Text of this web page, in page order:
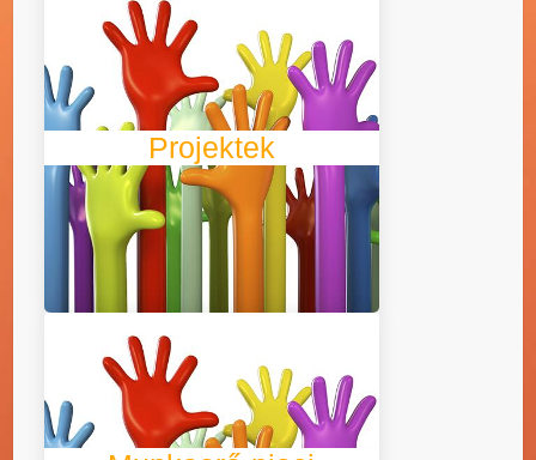
Projektek
Alapítványunk az elmúlt évek
alatt számtalan programot
valósított meg. Több Európai
Uniós és hazai programnak
voltunk Kedvezményezettjei
főpályázóként, de volt, hogy
egy-egy szervezet mellett
partnerként vettünk részt.
Megváltozott munkaképességű
munkavállalókkal kapcsolatos
HR tanácsadás, szervezeti
átvilágítás, tematikus tréningek.
Tudja-e, hogy ha az Ön cége 25